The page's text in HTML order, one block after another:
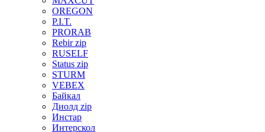
OREGON
P.I.T.
PRORAB
Rebir zip
RUSELF
Status zip
STURM
VEBEX
Байкал
Диолд zip
Инстар
Интерскол